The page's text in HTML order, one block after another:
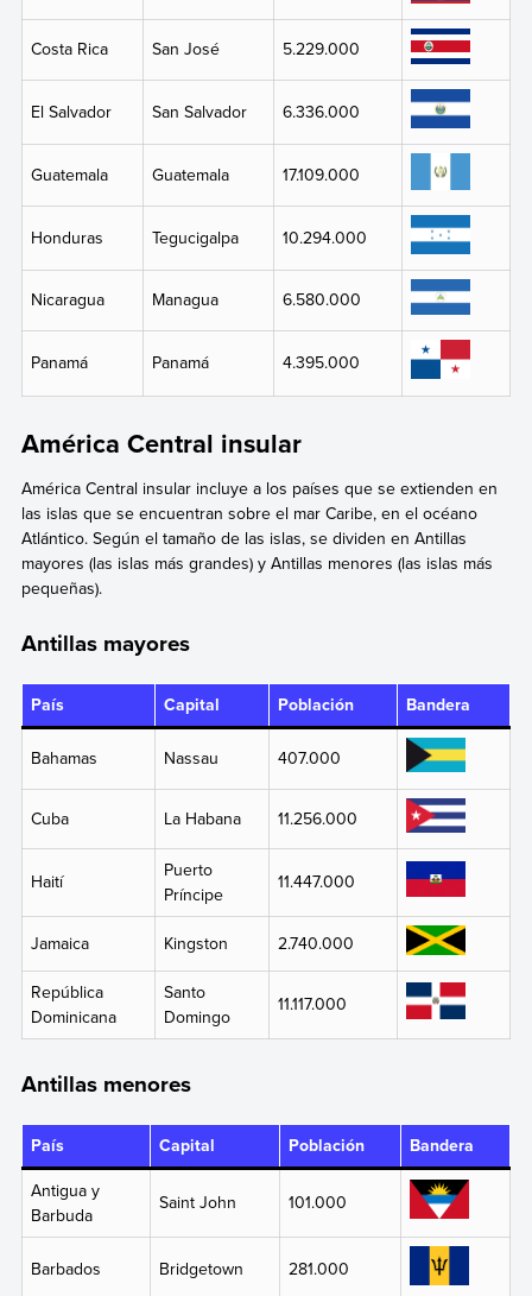
Costa Rica San José 5.229.000
El Salvador San Salvador 6.336.000
Guatemala Guatemala 17.109.000
Honduras Tegucigalpa 10.294.000
Nicaragua Managua 6.580.000
Panamá Panamá 4.395.000
América Central insular
América Central insular incluye a los países que se extienden en
las islas que se encuentran sobre el mar Caribe, en el océano
Atlántico. Según el tamaño de las islas, se dividen en Antillas
mayores (las islas más grandes) y Antillas menores (las islas más
pequeñas).
Antillas mayores
País Capital Población Bandera
Bahamas Nassau 407.000
Cuba La Habana 11.256.000
Haití
Puerto
Príncipe
11.447.000
Jamaica Kingston 2.740.000
República
Dominicana
Santo
Domingo
11.117.000
Antillas menores
País Capital Población
Bandera
Antigua y
Barbuda
Saint John 101.000
Barbados Bridgetown 281.000